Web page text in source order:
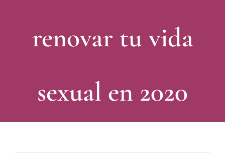
renovar tu vida
sexual en 2020